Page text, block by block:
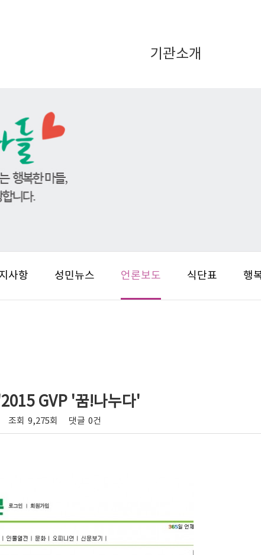
기관소개
사항 성민뉴스 언론보도 식단표 행
GVP '꿈!나누다'
조회 9,275회 댓글 0건